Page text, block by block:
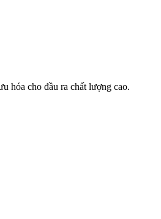
hóa cho đầu ra chất lượng cao.